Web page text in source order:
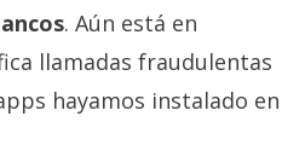
. Aún está en
llamadas fraudulentas
hayamos instalado en